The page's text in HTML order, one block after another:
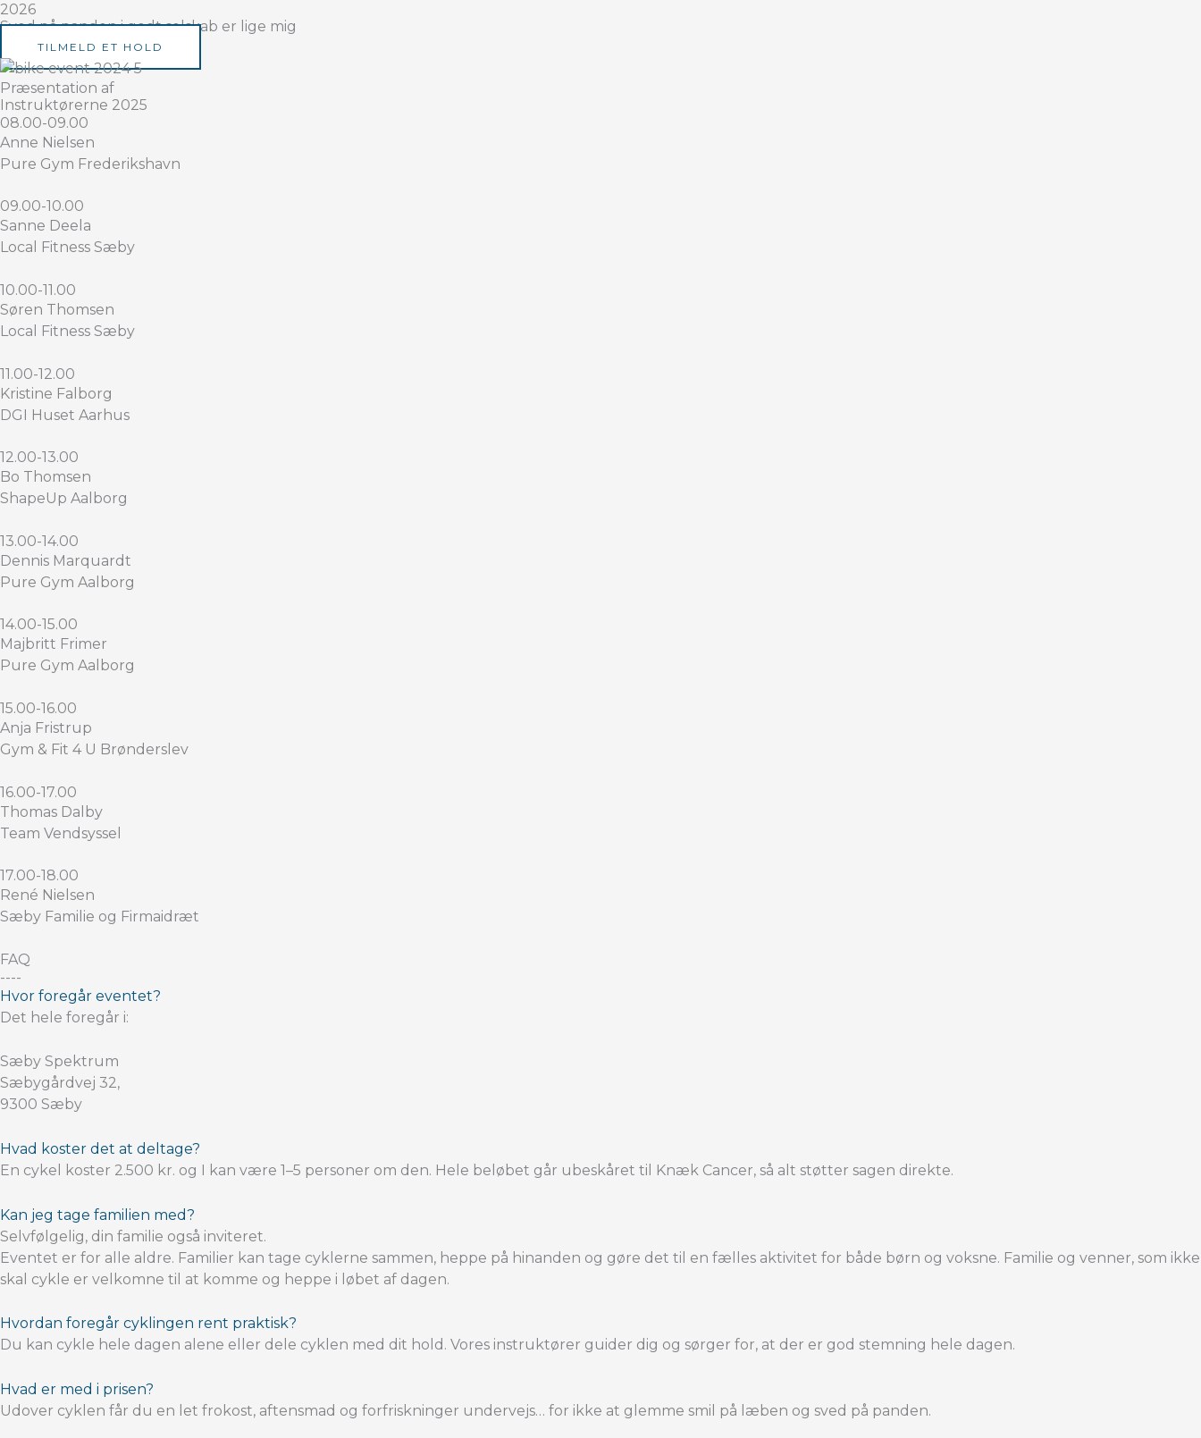
2026
Sved på panden i godt selskab er lige mig
TILMELD ET HOLD
Præsentation af
Instruktørerne 2025
08.00-09.00
Anne Nielsen
Pure Gym Frederikshavn
09.00-10.00
Sanne Deela
Local Fitness Sæby
10.00-11.00
Søren Thomsen
Local Fitness Sæby
11.00-12.00
Kristine Falborg
DGI Huset Aarhus
12.00-13.00
Bo Thomsen
ShapeUp Aalborg
13.00-14.00
Dennis Marquardt
Pure Gym Aalborg
14.00-15.00
Majbritt Frimer
Pure Gym Aalborg
15.00-16.00
Anja Fristrup
Gym & Fit 4 U Brønderslev
16.00-17.00
Thomas Dalby
Team Vendsyssel
17.00-18.00
René Nielsen
Sæby Familie og Firmaidræt
FAQ
----
Hvor foregår eventet?
Det hele foregår i:
Sæby Spektrum
Sæbygårdvej 32,
9300 Sæby
Hvad koster det at deltage?
En cykel koster 2.500 kr. og I kan være 1–5 personer om den. Hele beløbet går ubeskåret til Knæk Cancer, så alt støtter sagen direkte.
Kan jeg tage familien med?
Selvfølgelig, din familie også inviteret.
Eventet er for alle aldre. Familier kan tage cyklerne sammen, heppe på hinanden og gøre det til en fælles aktivitet for både børn og voksne. Familie og venner, som ikke
skal cykle er velkomne til at komme og heppe i løbet af dagen.
Hvordan foregår cyklingen rent praktisk?
Du kan cykle hele dagen alene eller dele cyklen med dit hold. Vores instruktører guider dig og sørger for, at der er god stemning hele dagen.
Hvad er med i prisen?
Udover cyklen får du en let frokost, aftensmad og forfriskninger undervejs… for ikke at glemme smil på læben og sved på panden.